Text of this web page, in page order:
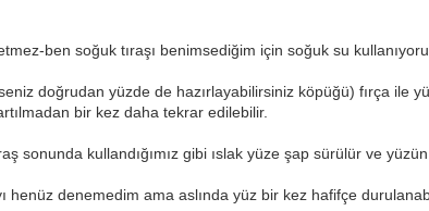
ben soğuk tıraşı benimsediğim için soğuk su
doğrudan yüzde de hazırlayabilirsiniz köpüğü) fırça ile
bir kez daha tekrar edilebilir.
sonunda kullandığımız gibi ıslak yüze şap sürülür ve
henüz denemedim ama aslında yüz bir kez hafifçe